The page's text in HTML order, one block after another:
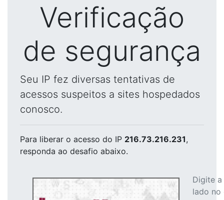
Verificação
de segurança
Seu IP fez diversas tentativas de
acessos suspeitos a sites hospedados
conosco.
Para liberar o acesso do IP 216.73.216.231,
responda ao desafio abaixo.
Digite
lado no